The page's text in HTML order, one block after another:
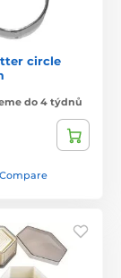
circle
do 4 týdnů
Compare